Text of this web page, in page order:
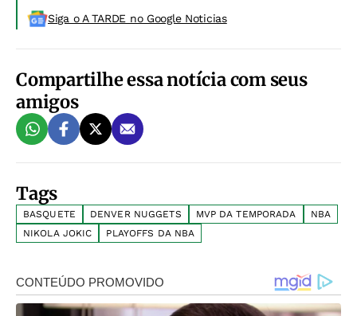
Siga o A TARDE no Google Noticias
Compartilhe essa notícia com seus
amigos
Tags
BASQUETE DENVER NUGGETS MVP DA TEMPORADA
NBA
NIKOLA JOKIC
PLAYOFFS DA NBA